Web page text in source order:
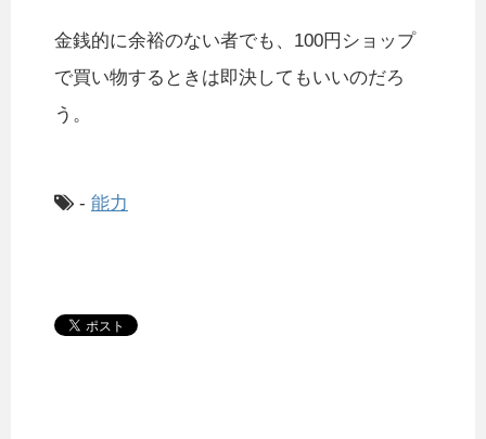
金銭的に余裕のない者でも、100円ショップ
で買い物するときは即決してもいいのだろ
う。
- 能力